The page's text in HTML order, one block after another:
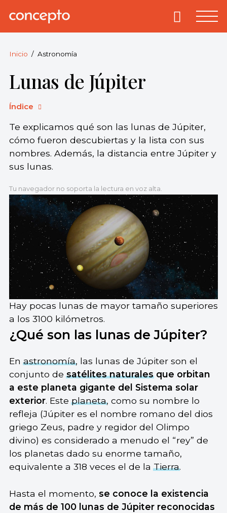
Concepto.
derechos
reservados.
Primary
Inicio Astronomía
Lunas de Júpiter
Índice
Te explicamos qué son las lunas de Júpiter,
cómo fueron descubiertas y la lista con sus
nombres. Además, la distancia entre Júpiter y
sus lunas.
Tu navegador no soporta la lectura en voz alta.
Hay pocas lunas de mayor tamaño superiores
a los 3100 kilómetros.
¿Qué son las lunas de Júpiter?
Enastronomía, las lunas de Júpiter son el
conjunto desatélites naturalesque orbitan
a este planeta gigante del Sistema solar
exterior. Esteplaneta, como su nombre lo
refleja (Júpiter es el nombre romano del dios
griego Zeus, padre y regidor del Olimpo
divino) es considerado a menudo el “rey” de
los planetas dado su enorme tamaño,
equivalente a 318 veces el de laTierra.
Hasta el momento, se conoce la existencia
de más de 100 lunas de Júpiter reconocidas